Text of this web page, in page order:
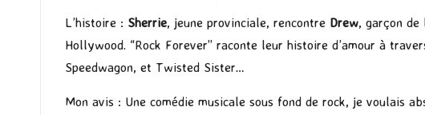
L’histoire : Sherrie, jeune provinciale, rencontre Drew, garçon
Hollywood. “Rock Forever” raconte leur histoire d’amour à
Speedwagon, et Twisted Sister…
Mon avis : Une comédie musicale sous fond de rock, je voulais